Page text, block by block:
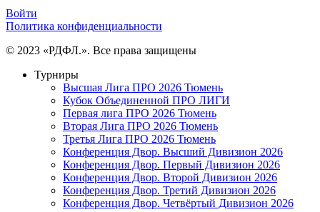
Войти
Политика конфиденциальности
© 2023 «РДФЛ.». Все права защищены
Турниры
Высшая Лига ПРО 2026 Тюмень
Кубок Объединенной ПРО ЛИГИ
Первая лига ПРО 2026 Тюмень
Вторая Лига ПРО 2026 Тюмень
Третья Лига ПРО 2026 Тюмень
Конференция Двор. Высший Дивизион 2026
Конференция Двор. Первый Дивизион 2026
Конференция Двор. Второй Дивизион 2026
Конференция Двор. Третий Дивизион 2026
Конференция Двор. Четвёртый Дивизион 2026